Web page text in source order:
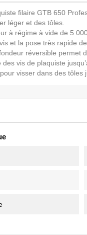
filaire GTB 650
léger et des tôles.
à régime à vide de 5
et la pose très rapide
réversible permet
des vis de plaquiste
visser dans des tôles